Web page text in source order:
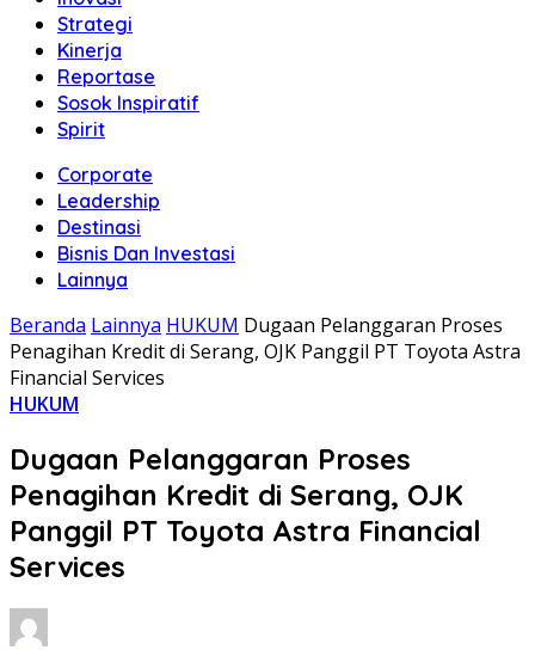
Strategi
Kinerja
Reportase
Sosok Inspiratif
Spirit
Corporate
Leadership
Destinasi
Bisnis Dan Investasi
Lainnya
Beranda Lainnya HUKUM Dugaan Pelanggaran Proses
Penagihan Kredit di Serang, OJK Panggil PT Toyota Astra
Financial Services
HUKUM
Dugaan Pelanggaran Proses
Penagihan Kredit di Serang, OJK
Panggil PT Toyota Astra Financial
Services